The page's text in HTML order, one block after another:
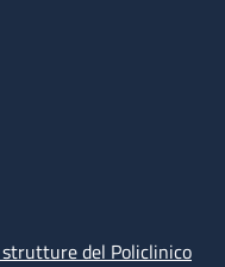
del Policlinico